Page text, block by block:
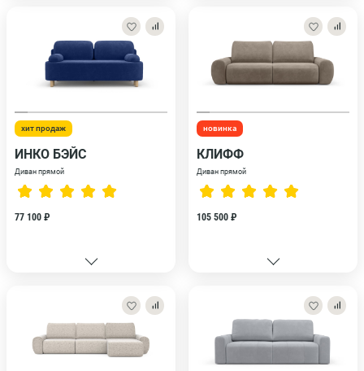
хит продаж
ИНКО БЭЙС
Диван прямой
77 100 ₽
новинка
КЛИФФ
Диван прямой
105 500 ₽